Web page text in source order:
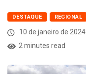
DESTAQUE REGIONAL
10 de janeiro de 2024
2 minutes read